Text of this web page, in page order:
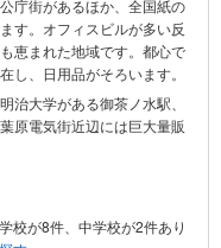
庁街があるほか、全国紙の
す。オフィスビルが多い反
恵まれた地域です。都心で
し、日用品がそろいます。
治大学がある御茶ノ水駅、
原電気街近辺には巨大量販
校が8件、中学校が2件あり